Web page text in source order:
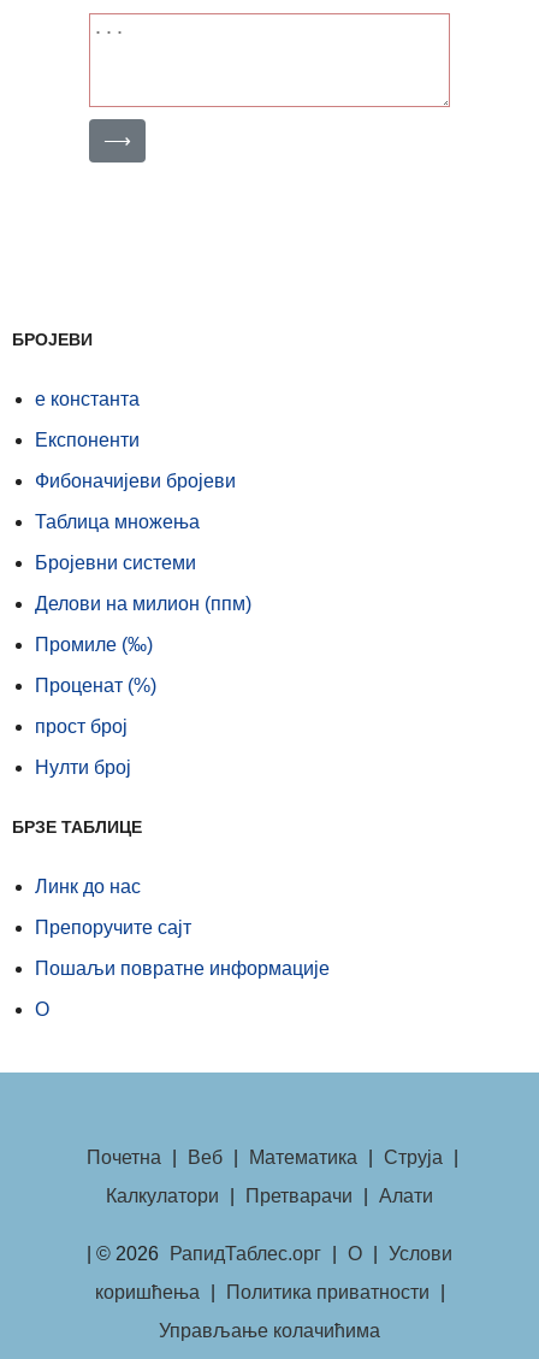
⟶
БРОЈЕВИ
е константа
Експоненти
Фибоначијеви бројеви
Таблица множења
Бројевни системи
Делови на милион (ппм)
Промиле (‰)
Проценат (%)
прост број
Нулти број
БРЗЕ ТАБЛИЦЕ
Линк до нас
Препоручите сајт
Пошаљи повратне информације
О
Почетна Веб Математика Струја
Калкулатори
Претварачи Алати
| © 2026 РапидТаблес.орг О
Услови
коришћења
Политика приватности
Управљање колачићима